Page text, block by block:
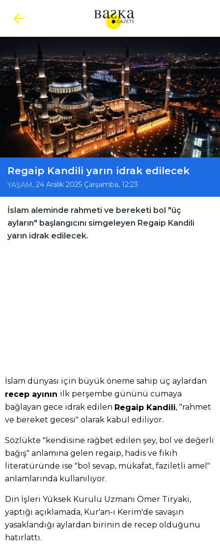
Regaip Kandili yarın idrak edilecek
YAŞAM, 24 Aralık 2025 Çarşamba, 12:23
İslam aleminde rahmeti ve bereketi bol "üç
ayların" başlangıcını simgeleyen Regaip Kandili
yarın idrak edilecek.
İslam dünyası için büyük öneme sahip üç aylardan
recep ayının ilk perşembe gününü cumaya
bağlayan gece idrak edilen Regaip Kandili, "rahmet
ve bereket gecesi" olarak kabul ediliyor.
Sözlükte "kendisine rağbet edilen şey, bol ve değerli
bağış" anlamına gelen regaip, hadis ve fıkıh
literatüründe ise "bol sevap, mükafat, faziletli amel"
anlamlarında kullanılıyor.
Din İşleri Yüksek Kurulu Uzmanı Ömer Tiryaki,
yaptığı açıklamada, Kur'an-ı Kerim'de savaşın
yasaklandığı aylardan birinin de recep olduğunu
hatırlattı.